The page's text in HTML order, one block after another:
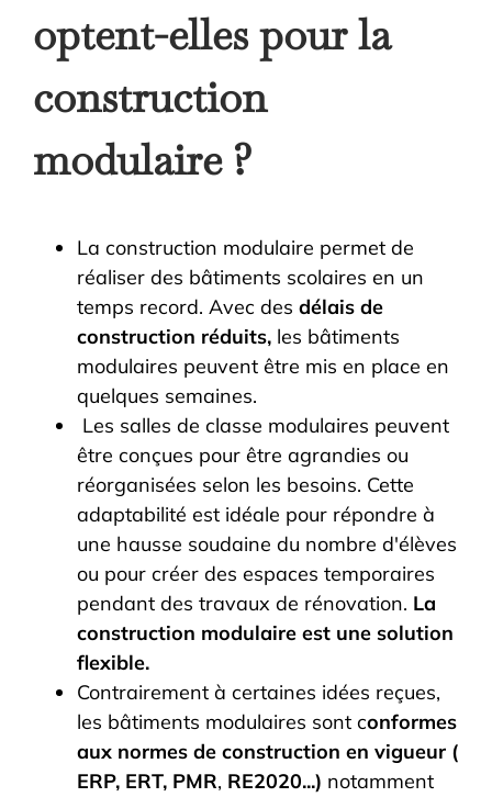
optent-elles pour la
construction
modulaire ?
La construction modulaire permet de
réaliser des bâtiments scolaires en un
temps record. Avec des délais de
construction réduits, les bâtiments
modulaires peuvent être mis en place en
quelques semaines.
Les salles de classe modulaires peuvent
être conçues pour être agrandies ou
réorganisées selon les besoins. Cette
adaptabilité est idéale pour répondre à
une hausse soudaine du nombre d'élèves
ou pour créer des espaces temporaires
pendant des travaux de rénovation. La
construction modulaire est une solution
flexible.
Contrairement à certaines idées reçues,
les bâtiments modulaires sont conformes
aux normes de construction en vigueur (
ERP, ERT, PMR, RE2020...) notamment